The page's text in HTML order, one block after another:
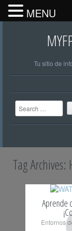
Tu sitio de
Search
Tag Archives:
Aprende
Entornos
MENU